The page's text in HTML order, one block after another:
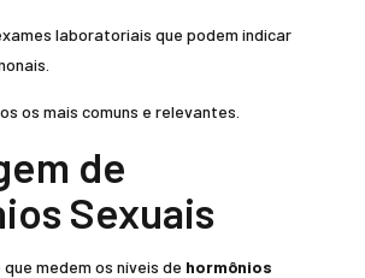
laboratoriais que podem indicar
os mais comuns e relevantes.
de
Sexuais
medem os níveis de hormônios